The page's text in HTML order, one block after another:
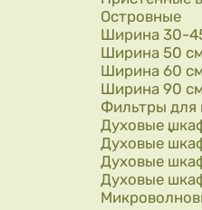
Островные
Ширина 30-
Ширина 50
Ширина 60
Ширина 90
Фильтры для
Духовые
Духовые
Духовые
Духовые